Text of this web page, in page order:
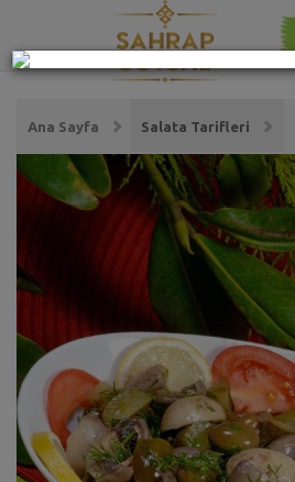
Ana Sayfa Salata Tarifleri